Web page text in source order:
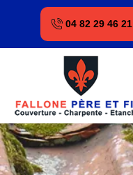
04 82 29 46 21